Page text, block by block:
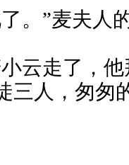
。”麦夫人
云走了，
三人，匆匆